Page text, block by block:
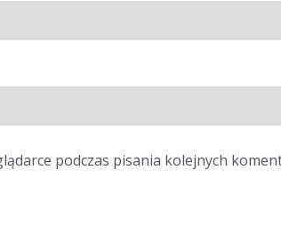
podczas pisania kolejnych